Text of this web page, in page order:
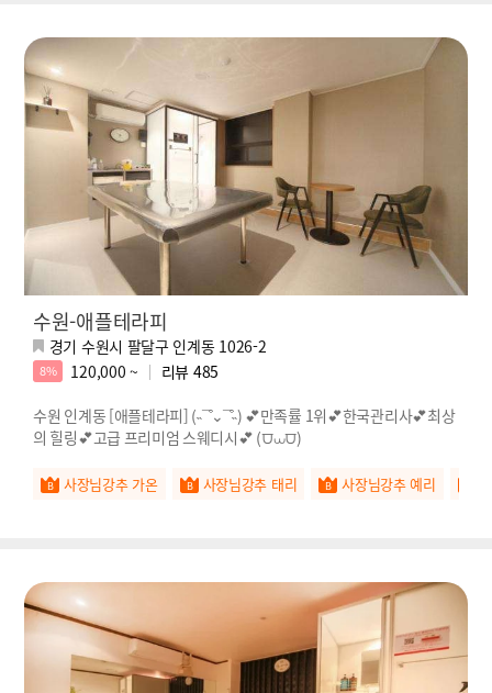
수원-애플테라피
경기 수원시 팔달구 인계동 1026-2
8% 120,000 ~ 리뷰 485
수원 인계동 [애플테라피] (˵¯͒⌄¯͒˵) 💕만족률 1위💕한국관리사💕최상
의 힐링💕고급 프리미엄 스웨디시💕 (⩌⩊⩌)
사장님강추 가온 사장님강추 태리 사장님강추 예리